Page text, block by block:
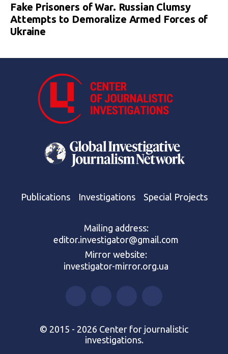
Fake Prisoners of War. Russian Clumsy
Attempts to Demoralize Armed Forces of
Ukraine
Publications Investigations Special Projects
Mailing address:
editor.investigator@gmail.com
Mirror website:
investigator-mirror.org.ua
© 2015 - 2026 Center for journalistic
investigations.